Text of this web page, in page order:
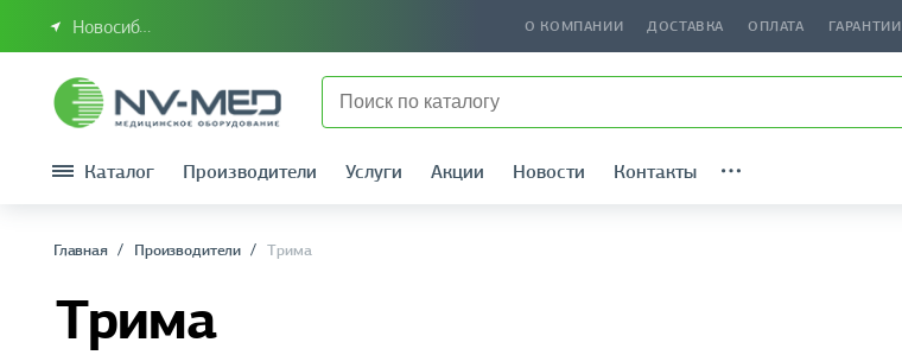
Новосибирск или Сибирский федеральный округ О КОМПАНИИ ДОСТАВКА ОПЛАТА ГАРАНТИИ
Каталог Производители Услуги Акции Новости Контакты
Главная Производители Трима
Трима